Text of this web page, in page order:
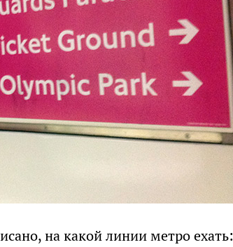
на какой линии метро ехать: